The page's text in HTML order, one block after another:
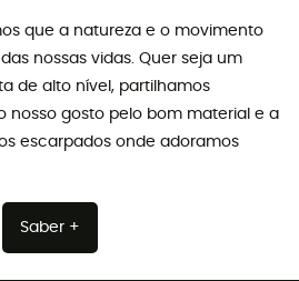
que a natureza e o movimento
nossas vidas. Quer seja um
de alto nível, partilhamos
nosso gosto pelo bom material e a
escarpados onde adoramos
Saber +